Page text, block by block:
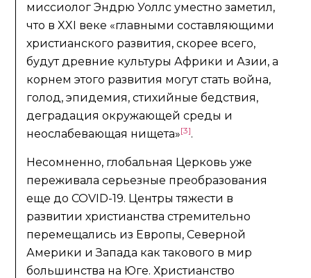
миссиолог Эндрю Уоллс уместно заметил,
что в XXI веке «главными составляющими
христианского развития, скорее всего,
будут древние культуры Африки и Азии, а
корнем этого развития могут стать война,
голод, эпидемия, стихийные бедствия,
деградация окружающей среды и
неослабевающая нищета»[3].
Несомненно, глобальная Церковь уже
переживала серьезные преобразования
еще до COVID-19. Центры тяжести в
развитии христианства стремительно
перемещались из Европы, Северной
Америки и Запада как такового в мир
большинства на Юге. Христианство